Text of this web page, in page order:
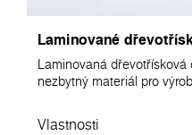
Laminované
Laminovaná
nezbytný materiál pro
Vlastnosti